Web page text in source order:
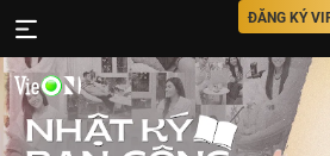
ĐĂNG KÝ